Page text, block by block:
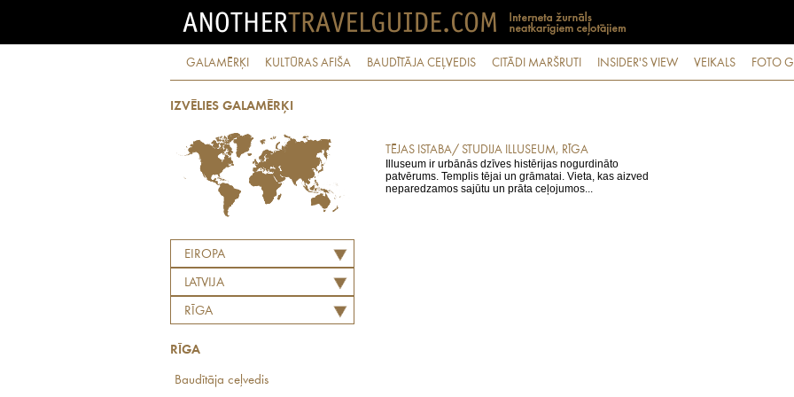
GALAMĒRĶI KULTŪRAS AFIŠA BAUDĪTĀJA CEĻVEDIS CITĀDI MARŠRUTI INSIDER'S VIEW VEIKALS FOTO
IZVĒLIES GALAMĒRĶI
EIROPA
LATVIJA
RĪGA
RĪGA
Baudītāja ceļvedis
TĒJAS ISTABA/ STUDIJA ILLUSEUM, RĪGA
Illuseum ir urbānās dzīves histērijas nogurdināto
patvērums. Templis tējai un grāmatai. Vieta, kas aizved
neparedzamos sajūtu un prāta ceļojumos...